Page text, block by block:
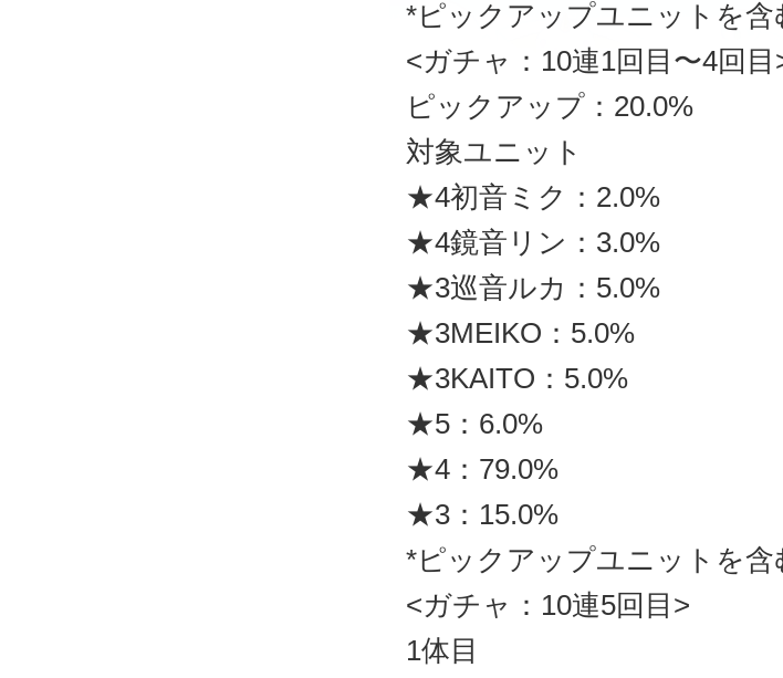
*ピックアップユニットを含
<ガチャ：10連1回目〜4回目
ピックアップ：20.0%
対象ユニット
★4初音ミク：2.0%
★4鏡音リン：3.0%
★3巡音ルカ：5.0%
★3MEIKO：5.0%
★3KAITO：5.0%
★5：6.0%
★4：79.0%
★3：15.0%
*ピックアップユニットを含
<ガチャ：10連5回目>
1体目